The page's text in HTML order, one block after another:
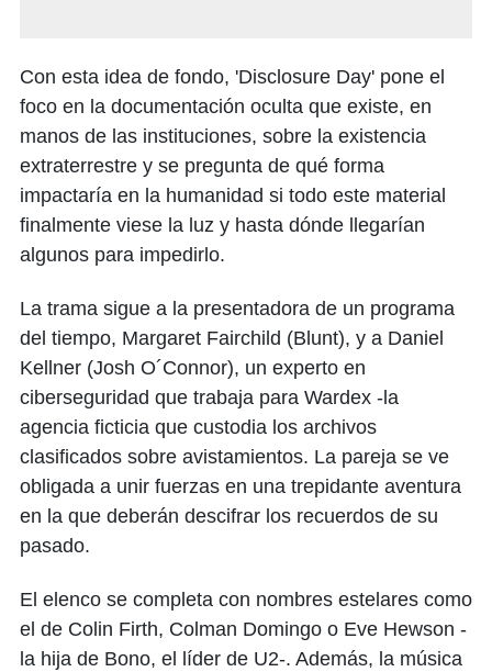
Con esta idea de fondo, 'Disclosure Day' pone el
foco en la documentación oculta que existe, en
manos de las instituciones, sobre la existencia
extraterrestre y se pregunta de qué forma
impactaría en la humanidad si todo este material
finalmente viese la luz y hasta dónde llegarían
algunos para impedirlo.
La trama sigue a la presentadora de un programa
del tiempo, Margaret Fairchild (Blunt), y a Daniel
Kellner (Josh O´Connor), un experto en
ciberseguridad que trabaja para Wardex -la
agencia ficticia que custodia los archivos
clasificados sobre avistamientos. La pareja se ve
obligada a unir fuerzas en una trepidante aventura
en la que deberán descifrar los recuerdos de su
pasado.
El elenco se completa con nombres estelares como
el de Colin Firth, Colman Domingo o Eve Hewson -
la hija de Bono, el líder de U2-. Además, la música